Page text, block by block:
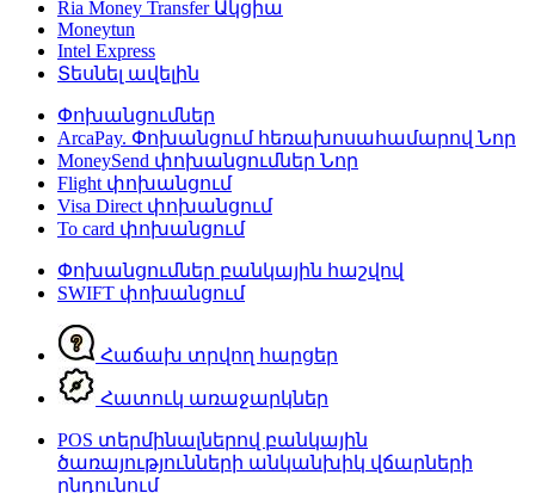
Ria Money Transfer Ակցիա
Moneytun
Intel Express
Տեսնել ավելին
Փոխանցումներ
ArcaPay. Փոխանցում հեռախոսահամարով Նոր
MoneySend փոխանցումներ Նոր
Flight փոխանցում
Visa Direct փոխանցում
To card փոխանցում
Փոխանցումներ բանկային հաշվով
SWIFT փոխանցում
Հաճախ տրվող հարցեր
Հատուկ առաջարկներ
POS տերմինալներով բանկային
ծառայությունների անկանխիկ վճարների
ընդունում